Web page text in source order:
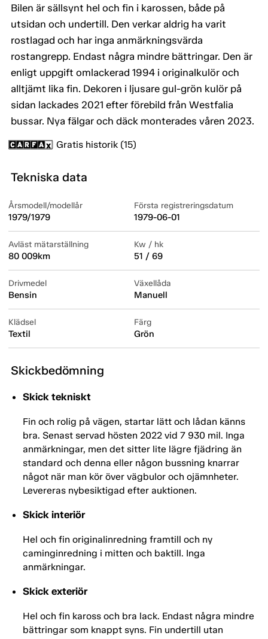
Bilen är sällsynt hel och fin i karossen, både på
utsidan och undertill. Den verkar aldrig ha varit
rostlagad och har inga anmärkningsvärda
rostangrepp. Endast några mindre bättringar. Den är
enligt uppgift omlackerad 1994 i originalkulör och
alltjämt lika fin. Dekoren i ljusare gul-grön kulör på
sidan lackades 2021 efter förebild från Westfalia
bussar. Nya fälgar och däck monterades våren 2023.
Gratis historik (15)
Tekniska data
Årsmodell/modellår
1979/1979
Första registreringsdatum
1979-06-01
Avläst mätarställning
80 009km
Kw / hk
51 / 69
Drivmedel
Bensin
Växellåda
Manuell
Klädsel
Textil
Färg
Grön
Skickbedömning
Skick tekniskt
Fin och rolig på vägen, startar lätt och lådan känns
bra. Senast servad hösten 2022 vid 7 930 mil. Inga
anmärkningar, men det sitter lite lägre fjädring än
standard och denna eller någon bussning knarrar
något när man kör över vägbulor och ojämnheter.
Levereras nybesiktigad efter auktionen.
Skick interiör
Hel och fin originalinredning framtill och ny
caminginredning i mitten och baktill. Inga
anmärkningar.
Skick exteriör
Hel och fin kaross och bra lack. Endast några mindre
bättringar som knappt syns. Fin undertill utan